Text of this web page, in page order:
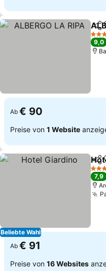
3
9,0
Ab € 90
Preise von 1 Website
Beliebte Wahl
3
7,9
Ab € 91
Preise von 16 Websites